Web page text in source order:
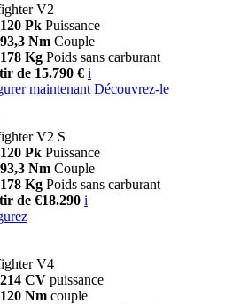
V2
120 Pk Puissance
93,3 Nm Couple
178 Kg Poids sans carburant
de 15.790 € i
maintenant Découvrez-le
V2 S
120 Pk Puissance
93,3 Nm Couple
178 Kg Poids sans carburant
de €18.290 i
V4
214 CV puissance
120 Nm couple